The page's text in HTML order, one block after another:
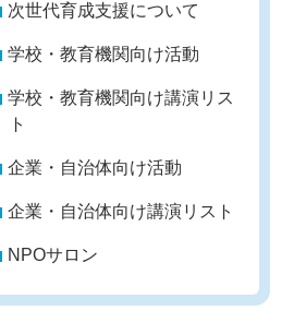
次世代育成支援について
学校・教育機関向け活動
学校・教育機関向け講演リス
ト
企業・自治体向け活動
企業・自治体向け講演リスト
NPOサロン